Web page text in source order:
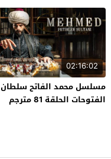
02:16:02
مسلسل محمد الفاتح سلطان
الفتوحات الحلقة 81 مترجم